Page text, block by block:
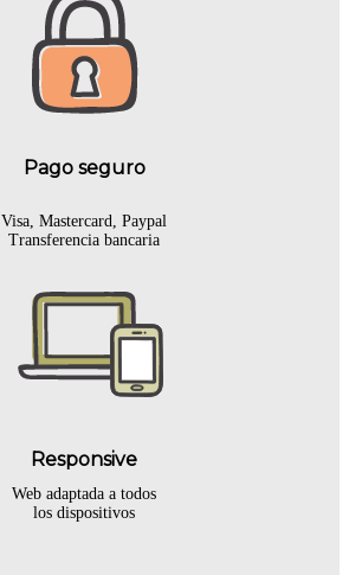
Pago seguro
Visa, Mastercard, Paypal
Transferencia bancaria
Responsive
Web adaptada a todos
los dispositivos